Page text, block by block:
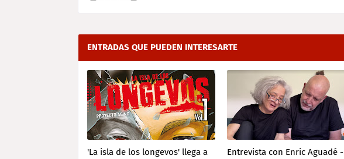
ENTRADAS QUE PUEDEN INTERESARTE
'La isla de los longevos' llega a
Entrevista con Enric Aguadé -